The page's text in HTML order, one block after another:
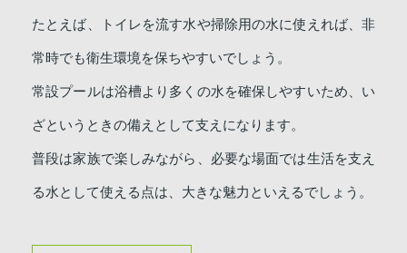
たとえば、トイレを流す水や掃除用の水に使えれば、非
常時でも衛生環境を保ちやすいでしょう。
常設プールは浴槽より多くの水を確保しやすいため、い
ざというときの備えとして支えになります。
普段は家族で楽しみながら、必要な場面では生活を支え
る水として使える点は、大きな魅力といえるでしょう。